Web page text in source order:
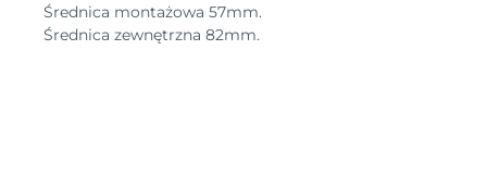
Średnica montażowa 57mm.
Średnica zewnętrzna 82mm.